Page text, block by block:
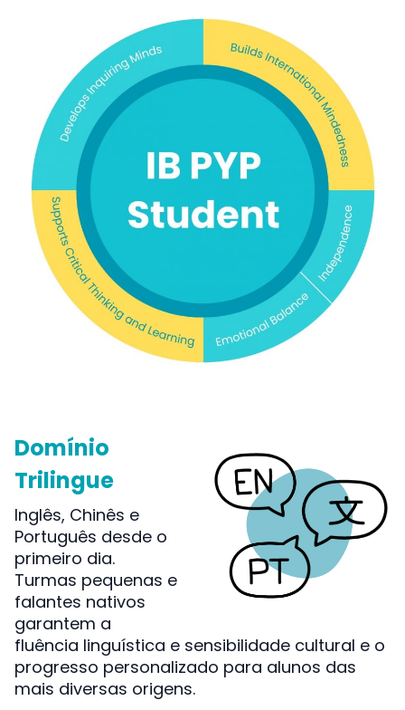
Domínio
Trilingue
Inglês, Chinês e
Português desde o
primeiro dia.
Turmas pequenas e
falantes nativos
garantem a
fluência linguística e sensibilidade cultural e o
progresso personalizado para alunos das
mais diversas origens.